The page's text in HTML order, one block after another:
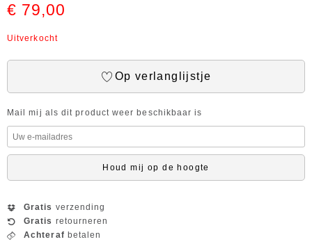
€ 79,00
Uitverkocht
Op verlanglijstje
Mail mij als dit product weer beschikbaar is
Houd mij op de hoogte
Gratis verzending
Gratis retourneren
Achteraf betalen